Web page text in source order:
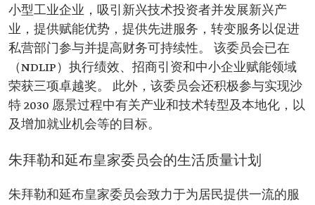
小型工业企业，吸引新兴技术投资者并发展新兴产
业，提供赋能优势，提供先进服务，转变服务以促进
私营部门参与并提高财务可持续性。 该委员会已在
（NDLIP）执行绩效、招商引资和中小企业赋能领域
荣获三项卓越奖。 此外，该委员会还积极参与实现沙
特 2030 愿景过程中有关产业和技术转型及本地化，以
及增加就业机会等的目标。
朱拜勒和延布皇家委员会的生活质量计划
朱拜勒和延布皇家委员会致力于为居民提供一流的服